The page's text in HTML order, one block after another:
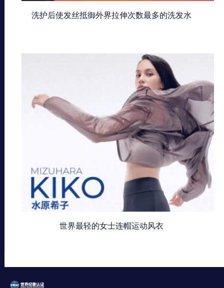
洗护后使发丝抵御外界拉伸次数最多的洗发水
世界最轻的女士连帽运动风衣